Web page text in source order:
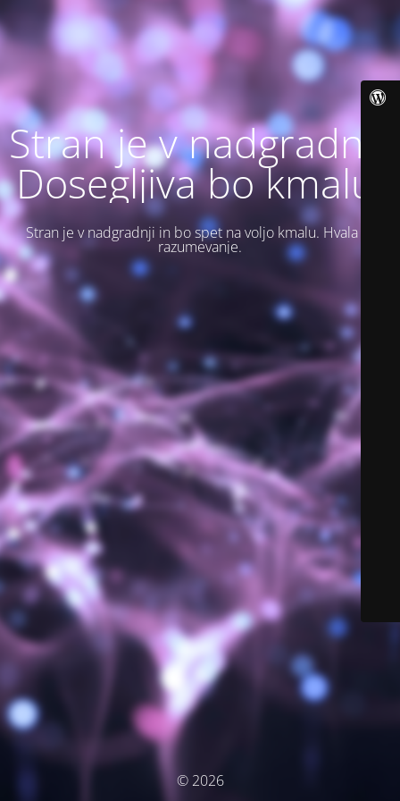
Stran je v nadgradnji.
Dosegljiva bo kmalu.
Stran je v nadgradnji in bo spet na voljo kmalu. Hvala za
razumevanje.
© 2026